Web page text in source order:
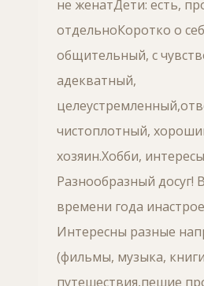
не женатДети: есть,
отдельноКоротко о
общительный, с
адекватный,
чистоплотный,
хозяин.Хобби,
Разнообразный досуг!
времени года
Интересны разные
(фильмы, музыка,
путешествия,пешие